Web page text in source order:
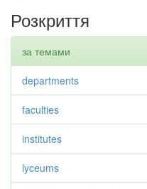
Розкриття
за темами
departments
faculties
institutes
lyceums